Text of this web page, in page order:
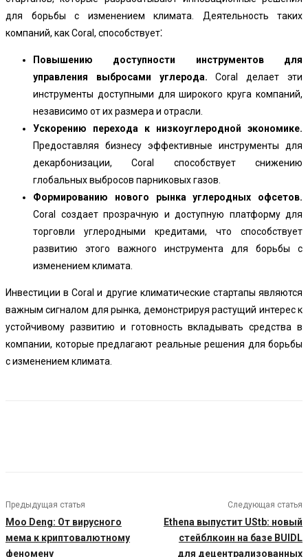
для борьбы с изменением климата. Деятельность таких
компаний, как Coral, способствует⁚
Повышению доступности инструментов для
управления выбросами углерода. Coral делает эти
инструменты доступными для широкого круга компаний,
независимо от их размера и отрасли.
Ускорению перехода к низкоуглеродной экономике.
Предоставляя бизнесу эффективные инструменты для
декарбонизации, Coral способствует снижению
глобальных выбросов парниковых газов.
Формированию нового рынка углеродных офсетов.
Coral создает прозрачную и доступную платформу для
торговли углеродными кредитами, что способствует
развитию этого важного инструмента для борьбы с
изменением климата.
Инвестиции в Coral и другие климатические стартапы являются
важным сигналом для рынка, демонстрируя растущий интерес к
устойчивому развитию и готовность вкладывать средства в
компании, которые предлагают реальные решения для борьбы
с изменением климата.
Предыдущая статья
Moo Deng: От вирусного
мема к криптовалютному
феномену
Следующая статья
Ethena выпустит UStb: новый
стейблкоин на базе BUIDL
для децентрализованных